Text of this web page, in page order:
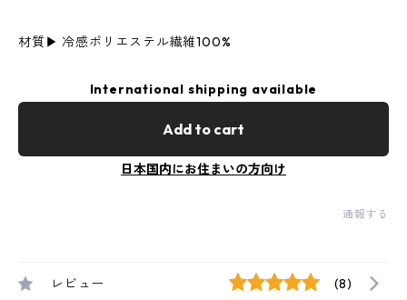
材質▶︎ 冷感ポリエステル繊維100%
International shipping available
Add to cart
日本国内にお住まいの方向け
通報する
レビュー (8)